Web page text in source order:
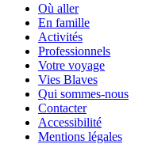
Où aller
En famille
Activités
Professionnels
Votre voyage
Vies Blaves
Qui sommes-nous
Contacter
Accessibilité
Mentions légales